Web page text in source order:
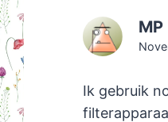
MP
Ik gebruik